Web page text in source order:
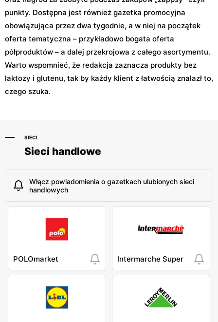
punkty. Dostępna jest również gazetka promocyjna
obowiązująca przez dwa tygodnie, a w niej na początek
oferta tematyczna – przykładowo bogata oferta
półproduktów – a dalej przekrojowa z całego asortymentu.
Warto wspomnieć, że redakcja zaznacza produkty bez
laktozy i glutenu, tak by każdy klient z łatwością znalazł to,
czego szuka.
SIECI
Sieci handlowe
Włącz powiadomienia o gazetkach ulubionych sieci
handlowych
POLOmarket Intermarche Super